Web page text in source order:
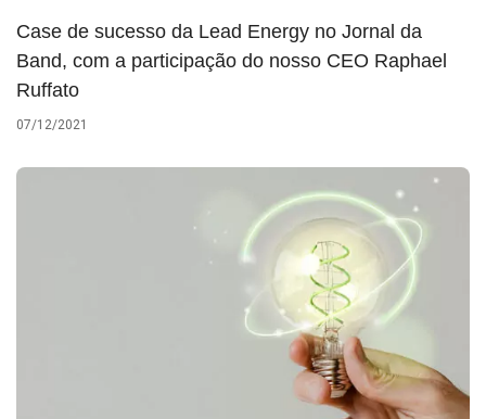
Case de sucesso da Lead Energy no Jornal da
Band, com a participação do nosso CEO Raphael
Ruffato
07/12/2021